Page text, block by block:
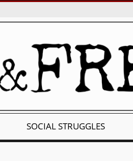
SOCIAL STRUGGLES